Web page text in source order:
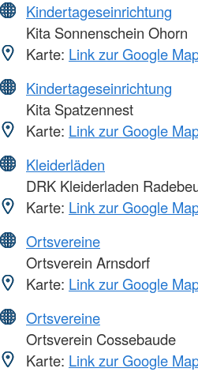
Kindertageseinrichtung
Kita Sonnenschein Ohorn
Karte: Link zur Google
Kindertageseinrichtung
Kita Spatzennest
Karte: Link zur Google
Kleiderläden
DRK Kleiderladen
Karte: Link zur Google
Ortsvereine
Ortsverein Arnsdorf
Karte: Link zur Google
Ortsvereine
Ortsverein Cossebaude
Karte: Link zur Google